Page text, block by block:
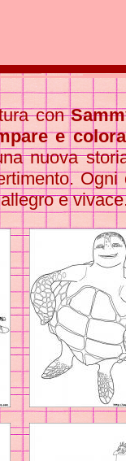
con
e
nuova
Ogni
e